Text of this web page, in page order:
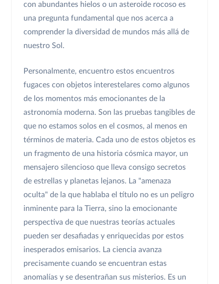
con abundantes hielos o un asteroide rocoso es
una pregunta fundamental que nos acerca a
comprender la diversidad de mundos más allá de
nuestro Sol.
Personalmente, encuentro estos encuentros
fugaces con objetos interestelares como algunos
de los momentos más emocionantes de la
astronomía moderna. Son las pruebas tangibles de
que no estamos solos en el cosmos, al menos en
términos de materia. Cada uno de estos objetos es
un fragmento de una historia cósmica mayor, un
mensajero silencioso que lleva consigo secretos
de estrellas y planetas lejanos. La "amenaza
oculta" de la que hablaba el título no es un peligro
inminente para la Tierra, sino la emocionante
perspectiva de que nuestras teorías actuales
pueden ser desafiadas y enriquecidas por estos
inesperados emisarios. La ciencia avanza
precisamente cuando se encuentran estas
anomalías y se desentrañan sus misterios. Es un